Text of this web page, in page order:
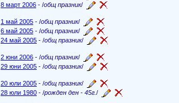
8 март 2006 - /общ празник/
1 май 2005 - /общ празник/
6 май 2005 - /общ празник/
24 май 2005 - /общ празник/
2 юни 2006 - /общ празник/
29 юни 2005 - /общ празник/
20 юли 2005 - /общ празник/
28 юли 1980 - /рожден ден - 45г./